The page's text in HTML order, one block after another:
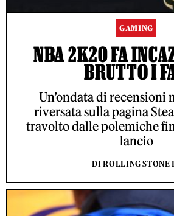
GAMING
NBA 2K20 FA
BRUTTO I
Un’ondata di recensioni
riversata sulla pagina
travolto dalle polemiche
lancio
DI ROLLING STONE